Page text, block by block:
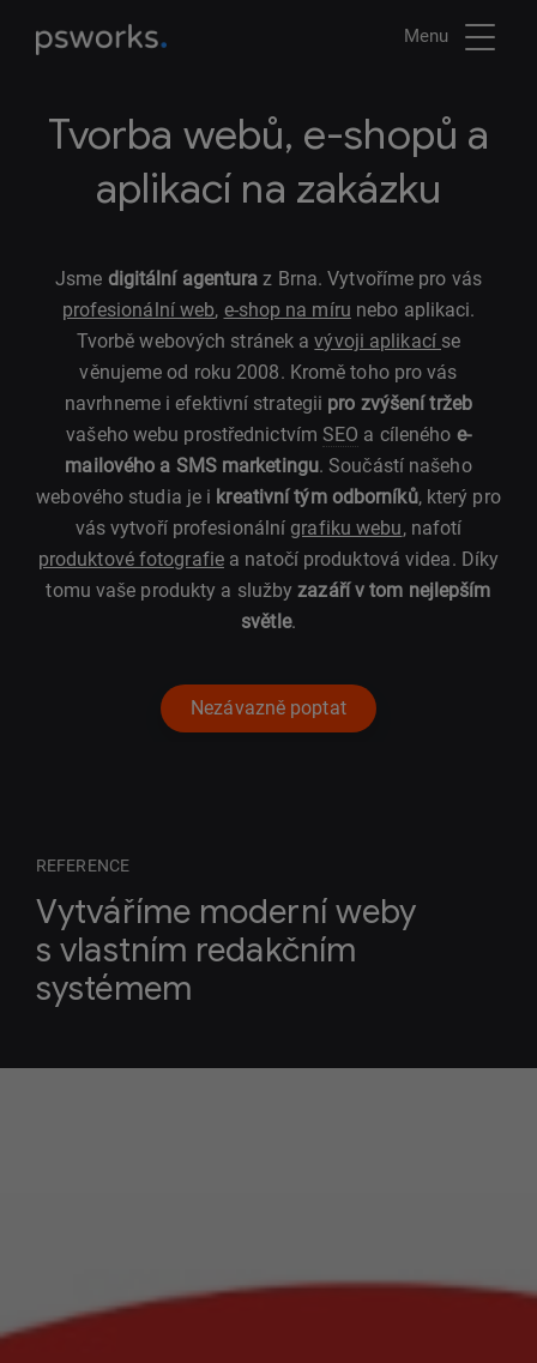
Menu
Tvorba webů, e-shopů a
aplikací na zakázku
Jsme digitální agentura z Brna. Vytvoříme pro vás
profesionální web, e-shop na míru nebo aplikaci.
Tvorbě webových stránek avývoji aplikací se
věnujeme od roku 2008. Kromě toho pro vás
navrhneme i efektivní strategii pro zvýšení tržeb
vašeho webu prostřednictvím SEO a cíleného e-
mailového a SMS marketingu. Součástí našeho
webového studia je i kreativní tým odborníků, který pro
vás vytvoří profesionálnígrafiku webu, nafotí
produktové fotografiea natočí produktová videa. Díky
tomu vaše produkty a službyzazáří v tom nejlepším
světle.
Nezávazně poptat
REFERENCE
Vytváříme moderní weby
s vlastním redakčním
systémem